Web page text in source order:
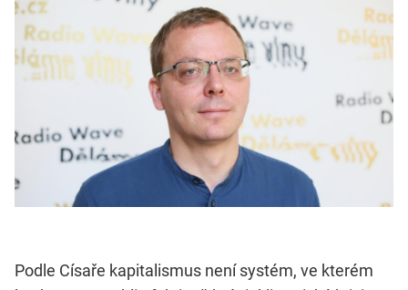
Podle Císaře kapitalismus není systém, ve kterém